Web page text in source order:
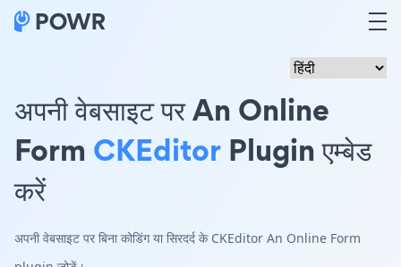
अपनी वेबसाइट पर An Online
Form CKEditor Plugin एम्बेड
करें
अपनी वेबसाइट पर बिना कोडिंग या सिरदर्द के CKEditor An Online Form